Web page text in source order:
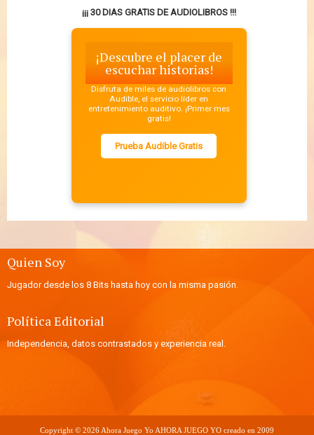
¡¡¡ 30 DIAS GRATIS DE AUDIOLIBROS !!!
¡Descubre el placer de
escuchar historias!
Disfruta de miles de audiolibros con
Audible, el servicio líder en
entretenimiento auditivo. ¡Primer mes
gratis!
Prueba Audible Gratis
Quien Soy
Jugador desde los 8 Bits hasta hoy con la misma pasión.
Política Editorial
Independencia, datos contrastados y experiencia real.
Copyright © 2026 Ahora Juego Yo AHORA JUEGO YO creado en 2009